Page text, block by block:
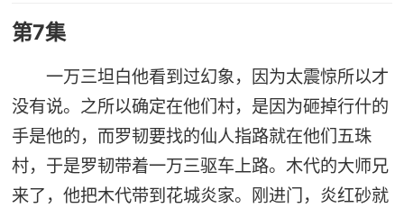
第7集
一万三坦白他看到过幻象，因为太震惊所以才
没有说。之所以确定在他们村，是因为砸掉行什的
手是他的，而罗韧要找的仙人指路就在他们五珠
村，于是罗韧带着一万三驱车上路。木代的大师兄
来了，他把木代带到花城炎家。刚进门，炎红砂就